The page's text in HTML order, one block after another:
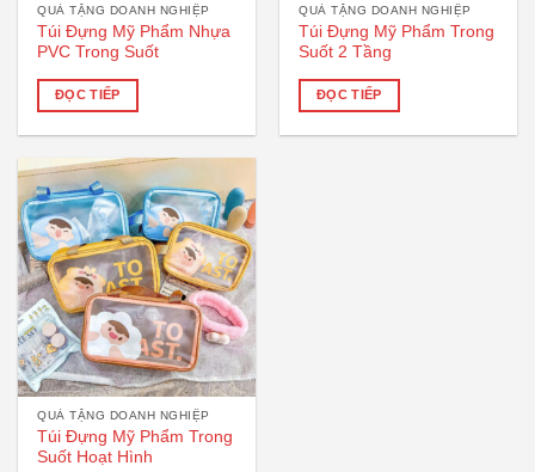
QUÀ TẶNG DOANH NGHIỆP
Túi Đựng Mỹ Phẩm Nhựa
PVC Trong Suốt
ĐỌC TIẾP
QUÀ TẶNG DOANH NGHIỆP
Túi Đựng Mỹ Phẩm Trong
Suốt 2 Tầng
ĐỌC TIẾP
QUÀ TẶNG DOANH NGHIỆP
Túi Đựng Mỹ Phẩm Trong
Suốt Hoạt Hình